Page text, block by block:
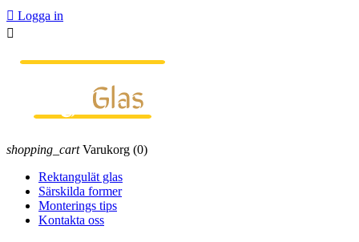
 Logga in

shopping_cart Varukorg (0)
Rektangulät glas
Särskilda former
Monterings tips
Kontakta oss